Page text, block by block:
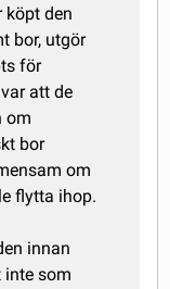
köpt den
bor, utgör
för
att de
om
bor
om
flytta ihop.
innan
inte som